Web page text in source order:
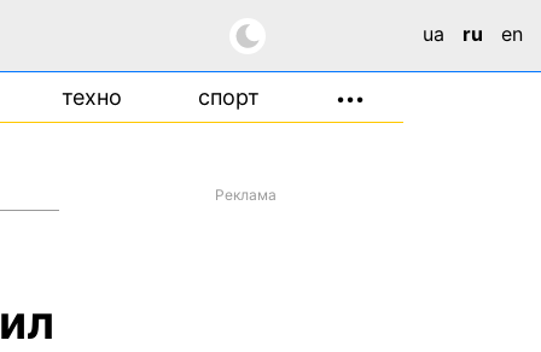
ua ru en
техно спорт •••
Реклама